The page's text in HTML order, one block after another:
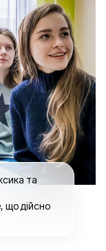
та
що дійсно